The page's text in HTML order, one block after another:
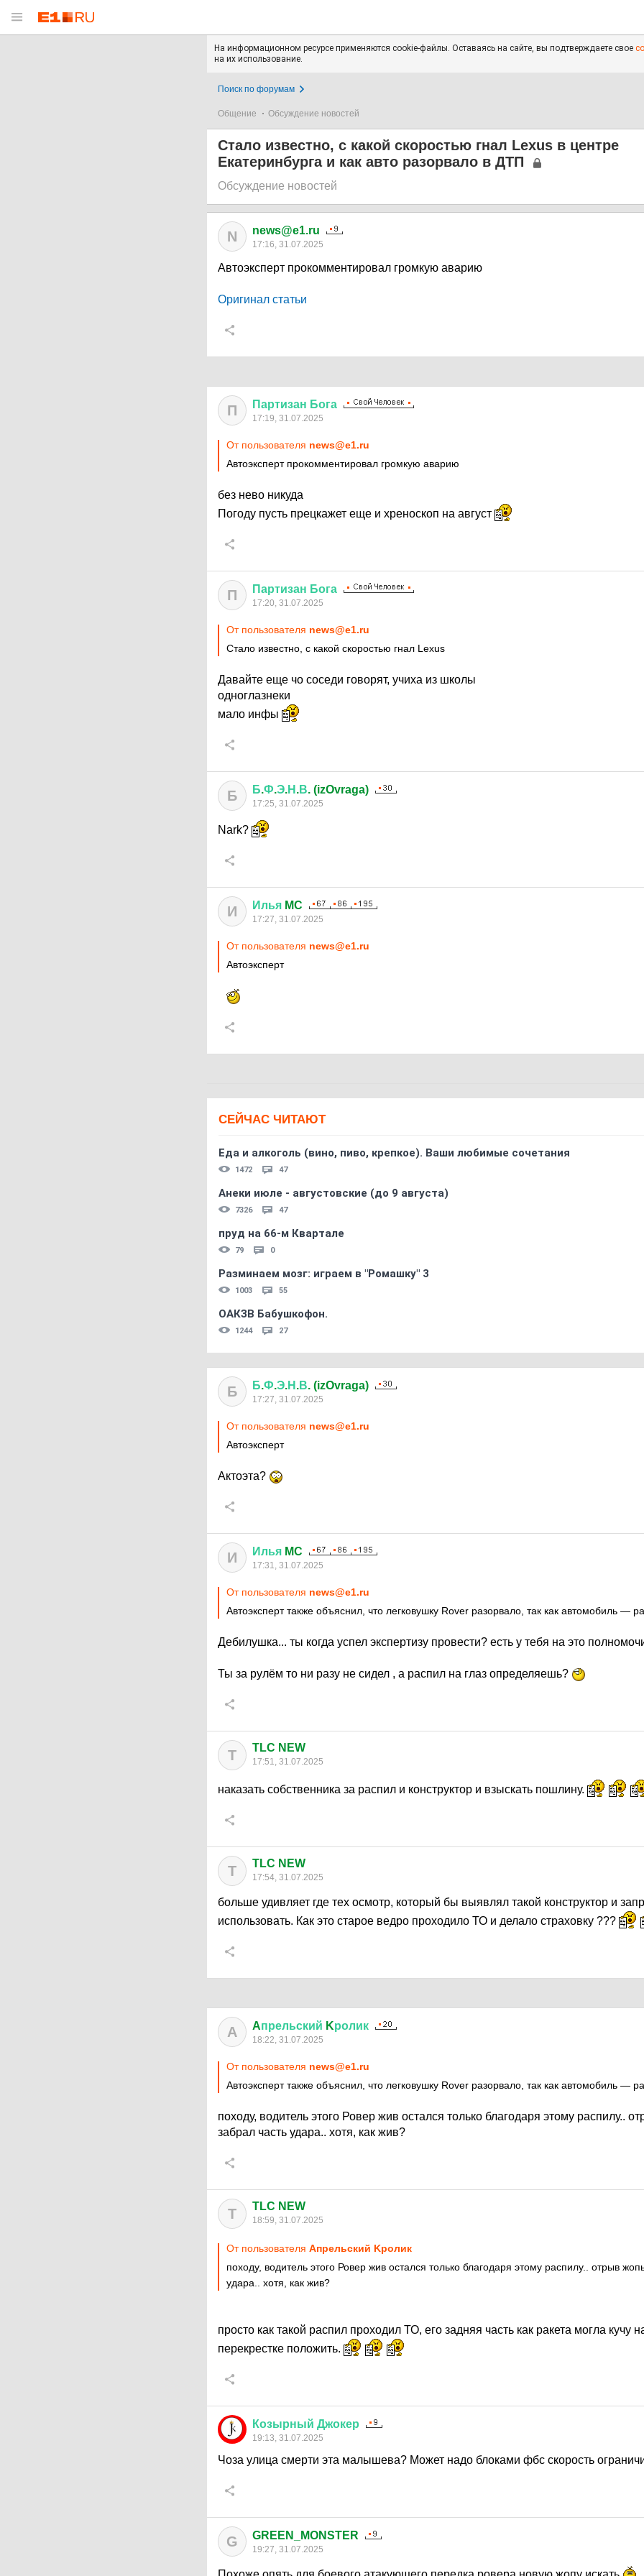
На информационном ресурсе применяются cookie-файлы. Оставаясь на сайте, вы подтверждаете свое
на их использование.
Поиск по форумам
Общение Обсуждение новостей
Стало известно, с какой скоростью гнал Lexus в центре
Екатеринбурга и как авто разорвало в ДТП
Обсуждение новостей
N news@e1.ru
17:16, 31.07.2025
Автоэксперт прокомментировал громкую аварию
Оригинал статьи
П Партизан Бога
17:19, 31.07.2025
От пользователя news@e1.ru
Автоэксперт прокомментировал громкую аварию
без нево никуда
Погоду пусть прецкажет еще и хреноскоп на август
П Партизан Бога
17:20, 31.07.2025
От пользователя news@e1.ru
Стало известно, с какой скоростью гнал Lexus
Давайте еще чо соседи говорят, учиха из школы
одноглазнеки
мало инфы
Б Б.Ф.Э.Н .В. (izOvraga)
17:25, 31.07.2025
Nark?
И Илья MC
17:27, 31.07.2025
От пользователя news@e1.ru
Автоэксперт
СЕЙЧАС ЧИТАЮТ
Еда и алкоголь (вино, пиво, крепкое). Ваши любимые сочетания
1472 47
Анеки июле - августовские (до 9 августа)
7326 47
пруд на 66-м Квартале
79 0
Разминаем мозг: играем в "Ромашку" 3
1003 55
ОАКЗВ Бабушкофон.
1244 27
Б Б.Ф.Э.Н .В. (izOvraga)
17:27, 31.07.2025
От пользователя news@e1.ru
Автоэксперт
Актоэта?
И Илья MC
17:31, 31.07.2025
От пользователя news@e1.ru
Автоэксперт также объяснил, что легковушку Rover разорвало, так как автомобиль —
Дебилушка... ты когда успел экспертизу провести? есть у тебя на это
Ты за рулём то ни разу не сидел , а распил на глаз определяешь?
T TLC NEW
17:51, 31.07.2025
наказать собственника за распил и конструктор и взыскать пошлину.
T TLC NEW
17:54, 31.07.2025
больше удивляет где тех осмотр, который бы выявлял такой конструктор и
использовать. Как это старое ведро проходило ТО и делало страховку ???
A Aпрельский Kролик
18:22, 31.07.2025
От пользователя news@e1.ru
Автоэксперт также объяснил, что легковушку Rover разорвало, так как автомобиль —
походу, водитель этого Ровер жив остался только благодаря этому распилу..
забрал часть удара.. хотя, как жив?
T TLC NEW
18:59, 31.07.2025
От пользователя Aпрельский Kролик
походу, водитель этого Ровер жив остался только благодаря этому распилу.. отрыв
удара.. хотя, как жив?
просто как такой распил проходил ТО, его задняя часть как ракета могла кучу
перекрестке положить.
Козырный Джокер
19:13, 31.07.2025
Чоза улица смерти эта малышева? Может надо блоками фбс скорость
G GREEN_MONSTER
19:27, 31.07.2025